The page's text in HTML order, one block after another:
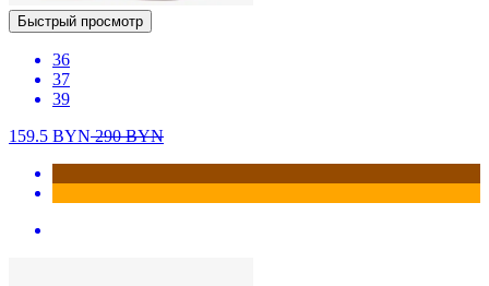
Быстрый просмотр
36
37
39
159.5 BYN290BYN